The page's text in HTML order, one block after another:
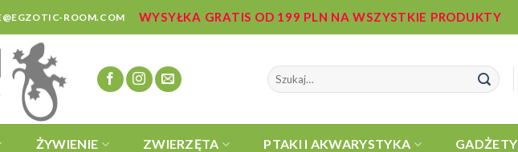
ROOM.COM WYSYŁKA GRATIS OD 199 PLN NA WSZYSTKIE PRODUKTY
Szukaj:
ŻYWIENIE ZWIERZĘTA PTAKI I AKWARYSTYKA GADŻETY